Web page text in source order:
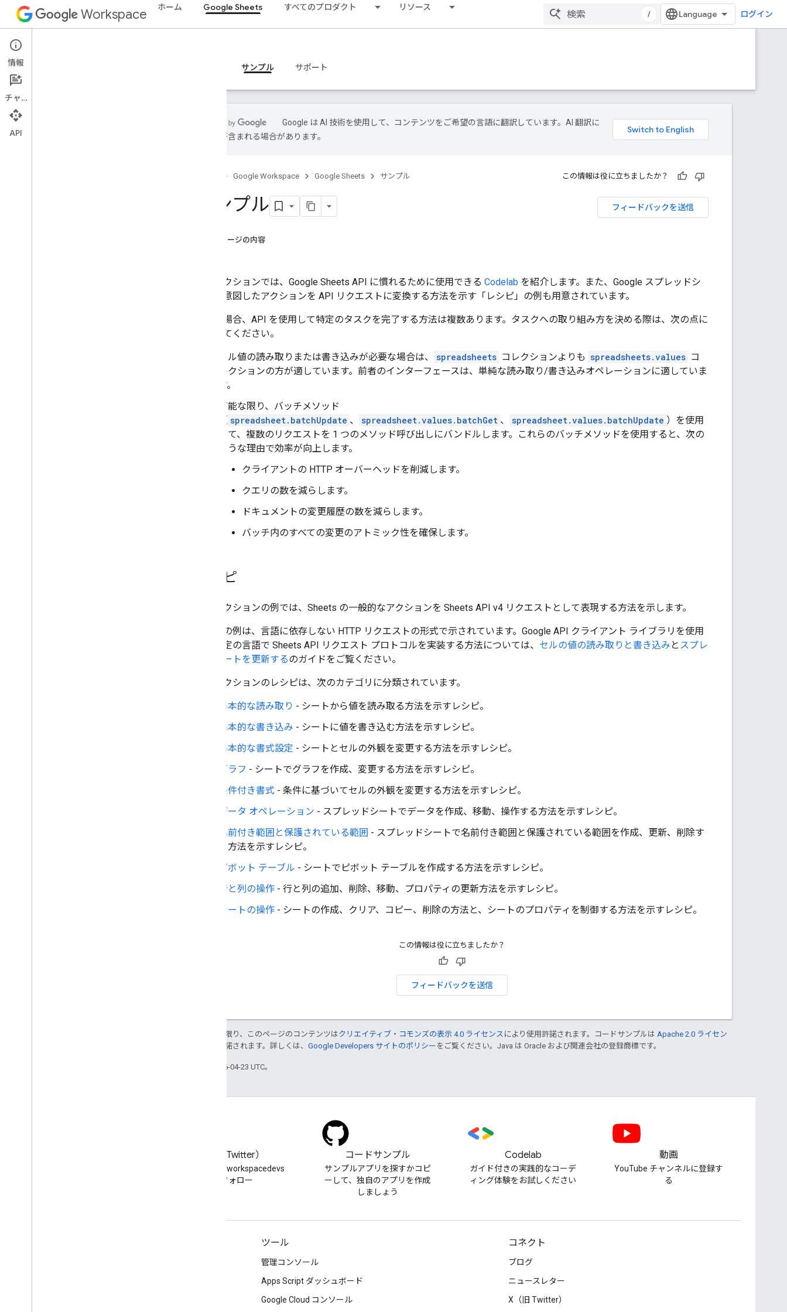
Workspace ホーム Google Sheets すべてのプロダクト リソース
/ ログイン
Google Sheets
概要 サンプル サポート
Google は AI 技術を使用して、コンテンツをご希望の言語に翻訳しています。AI 翻訳に
は誤りが含まれる場合があります。
Google Workspace Google Sheets サンプル この情報は役に立ちましたか？
フィードバックを送信
サンプル
このページの内容
このセクションでは、Google Sheets API に慣れるために使用できる Codelab を紹介します。また、Google スプレッドシ
ートの意図したアクションを API リクエストに変換する方法を示す「レシピ」の例も用意されています。
多くの場合、API を使用して特定のタスクを完了する方法は複数あります。タスクへの取り組み方を決める際は、次の点に
注意してください。
セル値の読み取りまたは書き込みが必要な場合は、 spreadsheets コレクションよりも spreadsheets.values コ
レクションの方が適しています。前者のインターフェースは、単純な読み取り/書き込みオペレーションに適していま
す。
可能な限り、バッチメソッド
（ spreadsheet.batchUpdate 、 spreadsheet.values.batchGet 、 spreadsheet.values.batchUpdate ）を使用
して、複数のリクエストを 1 つのメソッド呼び出しにバンドルします。これらのバッチメソッドを使用すると、次の
ような理由で効率が向上します。
クライアントの HTTP オーバーヘッドを削減します。
クエリの数を減らします。
ドキュメントの変更履歴の数を減らします。
バッチ内のすべての変更のアトミック性を確保します。
レシピ
このセクションの例では、Sheets の一般的なアクションを Sheets API v4 リクエストとして表現する方法を示します。
これらの例は、言語に依存しない HTTP リクエストの形式で示されています。Google API クライアント ライブラリを使用
して特定の言語で Sheets API リクエスト プロトコルを実装する方法については、 セルの値の読み取りと書き込み と スプレ
ッドシートを更新するのガイドをご覧ください。
このセクションのレシピは、次のカテゴリに分類されています。
基本的な読み取り - シートから値を読み取る方法を示すレシピ。
基本的な書き込み - シートに値を書き込む方法を示すレシピ。
基本的な書式設定 - シートとセルの外観を変更する方法を示すレシピ。
グラフ - シートでグラフを作成、変更する方法を示すレシピ。
条件付き書式 - 条件に基づいてセルの外観を変更する方法を示すレシピ。
データ オペレーション - スプレッドシートでデータを作成、移動、操作する方法を示すレシピ。
名前付き範囲と保護されている範囲 - スプレッドシートで名前付き範囲と保護されている範囲を作成、更新、削除す
る方法を示すレシピ。
ピボット テーブル - シートでピボット テーブルを作成する方法を示すレシピ。
行と列の操作 - 行と列の追加、削除、移動、プロパティの更新方法を示すレシピ。
シートの操作 - シートの作成、クリア、コピー、削除の方法と、シートのプロパティを制御する方法を示すレシピ。
この情報は役に立ちましたか？
フィードバックを送信
特に記載のない限り、このページのコンテンツはクリエイティブ・コモンズの表示 4.0 ライセンス により使用許諾されます。コードサンプルは Apache 2.0 ライセン
により使用許諾されます。詳しくは、 Google Developers サイトのポリシー をご覧ください。Java は Oracle および関連会社の登録商標です。
最終更新日 2026-04-23 UTC。
X（旧 Twitter）
Twitter で @workspacedevs
をフォロー
コードサンプル
サンプルアプリを探すかコピ
ーして、独自のアプリを作成
しましょう
Codelab
ガイド付きの実践的なコーデ
ィング体験をお試しください
動画
YouTube チャンネルに登録す
る
ツール
管理コンソール
Apps Script ダッシュボード
Google Cloud コンソール
コネクト
ブログ
ニュースレター
X（旧 Twitter）
情報
チャット
API